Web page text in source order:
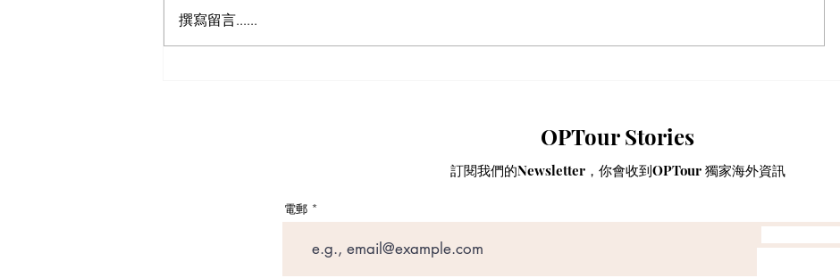
證！
撰寫留言......
OPTour Stories
訂閱我們的Newsletter，你會收到OPTour 獨家海外資訊
電郵